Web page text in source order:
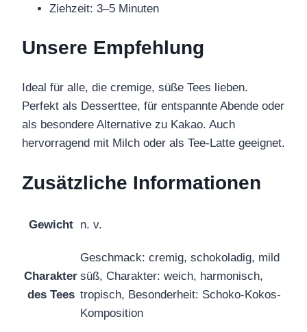
Ziehzeit: 3–5 Minuten
Unsere Empfehlung
Ideal für alle, die cremige, süße Tees lieben.
Perfekt als Desserttee, für entspannte Abende oder
als besondere Alternative zu Kakao. Auch
hervorragend mit Milch oder als Tee-Latte geeignet.
Zusätzliche Informationen
Gewicht n. v.
Charakter
des Tees
Geschmack: cremig, schokoladig, mild
süß, Charakter: weich, harmonisch,
tropisch, Besonderheit: Schoko-Kokos-
Komposition